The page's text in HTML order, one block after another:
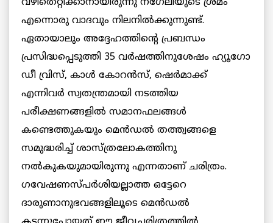
വഴിതെറ്റിക്കാനായിരുന്നു നഗേലിയുടെ ശ്രമം
എന്നൊരു വാദവും നിലനില്‍ക്കുന്നുണ്ട്.
ഏതായാലും അദ്ദേഹത്തിന്റെ പ്രബന്ധം
പ്രസിദ്ധപ്പെടുത്തി 35 വര്‍ഷത്തിനുശേഷം ഹ്യൂഗോ
ഡീ വ്രിസ്, കാള്‍ കോറന്‍സ്, ഷെര്‍മാക്ക്
എന്നിവര്‍ സ്വതന്ത്രമായി നടത്തിയ
പരീക്ഷണങ്ങളില്‍ സമാനഫലങ്ങള്‍
കണ്ടെത്തുകയും മെന്‍ഡല്‍ തത്ത്വങ്ങളെ
സമുദ്ധരിച്ച് ശാസ്ത്രലോകത്തിനു
നല്‍കുകയുമായിരുന്നു എന്നതാണ് ചരിത്രം.
ഗവേഷണസ്പര്‍ശിയല്ലാത്ത ഒട്ടേറെ
ദാരുണാനുഭവങ്ങളിലൂടെ മെന്‍ഡല്‍